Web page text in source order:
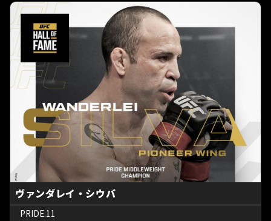
ヴァンダレイ・シウバ
PRIDE.11